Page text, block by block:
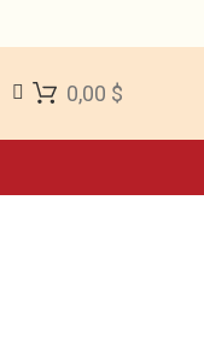
0,00 $